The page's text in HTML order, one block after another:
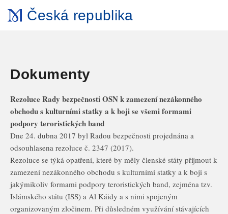
Česká republika
Dokumenty
Rezoluce Rady bezpečnosti OSN k zamezení nezákonného
obchodu s kulturními statky a k boji se všemi formami
podpory teroristických band
Dne 24. dubna 2017 byl Radou bezpečnosti projednána a
odsouhlasena rezoluce č. 2347 (2017).
Rezoluce se týká opatření, které by měly členské státy přijmout k
zamezení nezákonného obchodu s kulturními statky a k boji s
jakýmikoliv formami podpory teroristických band, zejména tzv.
Islámského státu (ISS) a Al Káidy a s nimi spojeným
organizovaným zločinem. Při důsledném využívání stávajících